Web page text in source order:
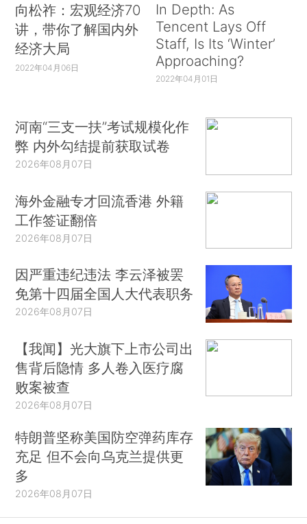
向松祚：宏观经济70
讲，带你了解国内外
经济大局
2022年04月06日
In Depth: As
Tencent Lays Off
Staff, Is Its ‘Winter’
Approaching?
2022年04月01日
河南“三支一扶”考试规模化作
弊 内外勾结提前获取试卷
2026年08月07日
海外金融专才回流香港 外籍
工作签证翻倍
2026年08月07日
因严重违纪违法 李云泽被罢
免第十四届全国人大代表职务
2026年08月07日
【我闻】光大旗下上市公司出
售背后隐情 多人卷入医疗腐
败案被查
2026年08月07日
特朗普坚称美国防空弹药库存
充足 但不会向乌克兰提供更
多
2026年08月07日